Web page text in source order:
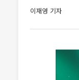
이재영 기자